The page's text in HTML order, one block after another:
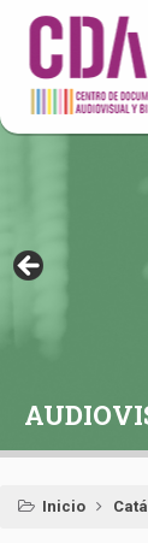
DOCUMENTA
Inicio